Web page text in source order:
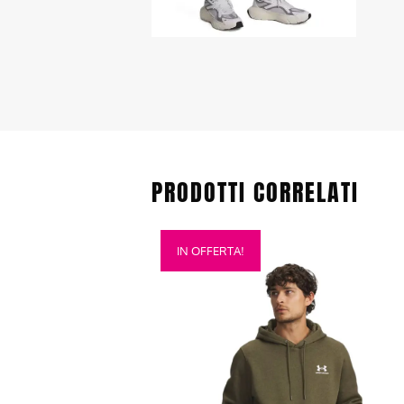
PRODOTTI CORRELATI
IN OFFERTA!
Questo
prodotto